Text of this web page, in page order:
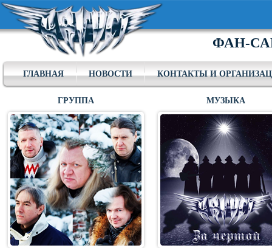
ФАН-
ГЛАВНАЯ НОВОСТИ КОНТАКТЫ И
ГРУППА МУЗЫКА